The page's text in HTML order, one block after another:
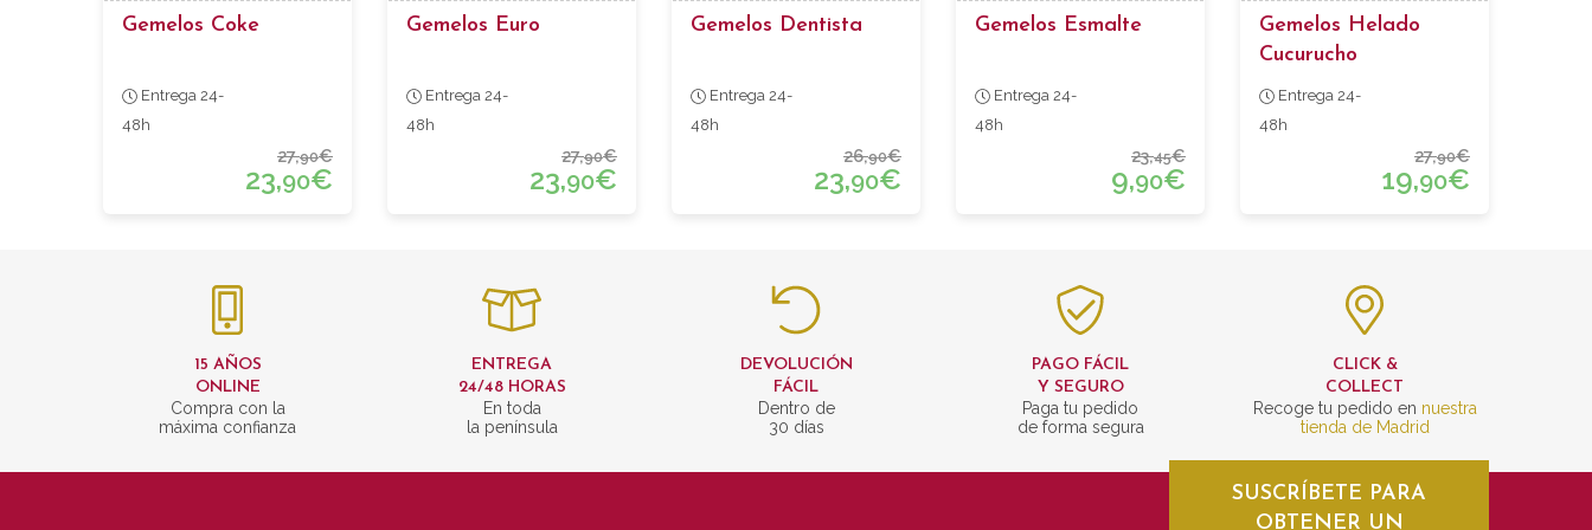
Gemelos Coke
Entrega 24-
48h
27,90€
23,90€
Gemelos Euro
Entrega 24-
48h
27,90€
23,90€
Gemelos Dentista
Entrega 24-
48h
26,90€
23,90€
Gemelos Esmalte
Entrega 24-
48h
23,45€
9,90€
Gemelos Helado
Cucurucho
Entrega 24-
48h
27,90€
19,90€
15 AÑOS
ONLINE
Compra con la
máxima confianza
ENTREGA
24/48 HORAS
En toda
la península
DEVOLUCIÓN
FÁCIL
Dentro de
30 días
PAGO FÁCIL
Y SEGURO
Paga tu pedido
de forma segura
CLICK &
COLLECT
Recoge tu pedido en nuestra
tienda de Madrid
SUSCRÍBETE PARA
OBTENER UN